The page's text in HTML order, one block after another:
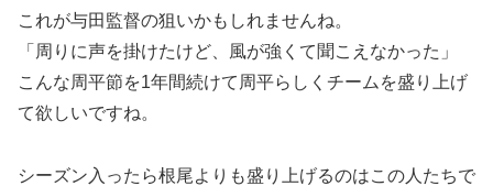
これが与田監督の狙いかもしれませんね。
「周りに声を掛けたけど、風が強くて聞こえなかった」
こんな周平節を1年間続けて周平らしくチームを盛り上げ
て欲しいですね。
シーズン入ったら根尾よりも盛り上げるのはこの人たちで